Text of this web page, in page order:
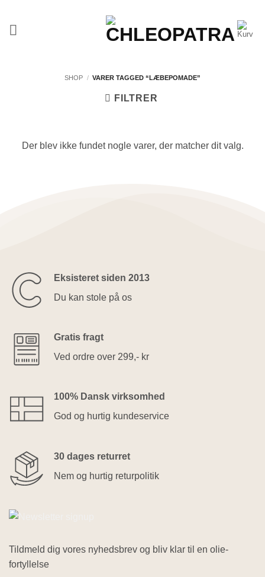
indhold
SHOP / VARER TAGGED “LÆBEPOMADE”
FILTRER
Der blev ikke fundet nogle varer, der matcher dit valg.
Eksisteret siden 2013
Du kan stole på os
Gratis fragt
Ved ordre over 299,- kr
100% Dansk virksomhed
God og hurtig kundeservice
30 dages returret
Nem og hurtig returpolitik
Tildmeld dig vores nyhedsbrev og bliv klar til en olie-
fortyllelse